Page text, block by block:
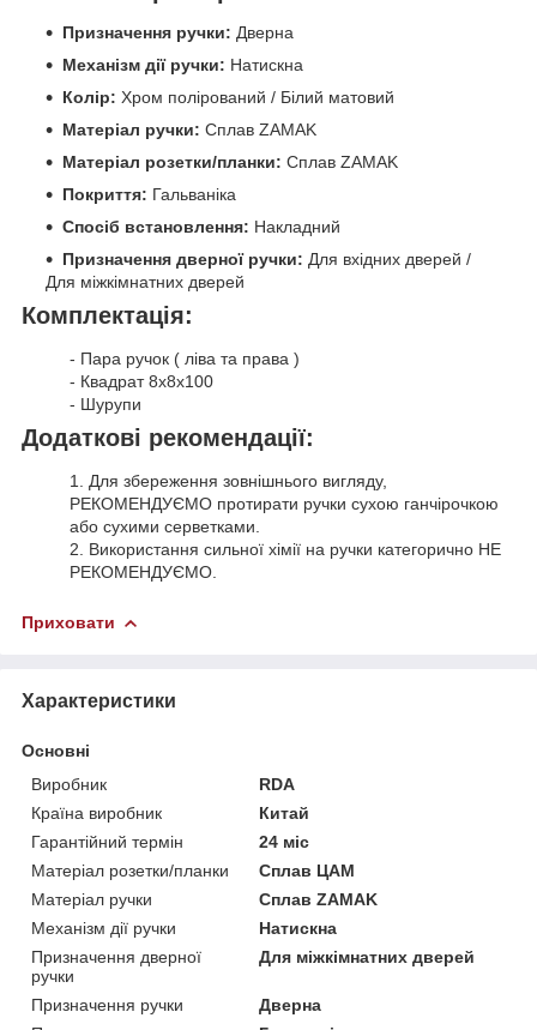
Призначення ручки: Дверна
Механізм дії ручки: Натискна
Колір: Хром полірований / Білий матовий
Матеріал ручки: Сплав ZAMAK
Матеріал розетки/планки: Сплав ZAMAK
Покриття: Гальваніка
Спосіб встановлення: Накладний
Призначення дверної ручки: Для вхідних дверей /
Для міжкімнатних дверей
Комплектація:
- Пара ручок ( ліва та права )
- Квадрат 8х8х100
- Шурупи
Додаткові рекомендації:
1. Для збереження зовнішнього вигляду,
РЕКОМЕНДУЄМО протирати ручки сухою ганчірочкою
або сухими серветками.
2. Використання сильної хімії на ручки категорично НЕ
РЕКОМЕНДУЄМО.
Приховати
Характеристики
Основні
Виробник
RDA
Країна виробник
Китай
Гарантійний термін
24 міс
Матеріал розетки/планки
Сплав ЦАМ
Матеріал ручки
Сплав ZAMAK
Механізм дії ручки
Натискна
Призначення дверної
ручки
Для міжкімнатних дверей
Призначення ручки
Дверна